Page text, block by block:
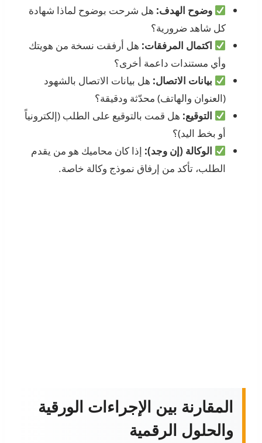
وضوح الهدف: هل شرحت بوضوح لماذا شهادة
كل شاهد ضرورية؟
اكتمال المرفقات: هل أرفقت نسخة من هويتك
وأي مستندات داعمة أخرى؟
بيانات الاتصال: هل بيانات الاتصال بالشهود
(العنوان والهاتف) محدّثة ودقيقة؟
التوقيع: هل قمت بالتوقيع على الطلب (إلكترونياً
أو بخط اليد)؟
الوكالة (إن وجد): إذا كان محاميك هو من يقدم
الطلب، تأكد من إرفاق نموذج وكالة خاصة.
المقارنة بين الإجراءات الورقية
والحلول الرقمية